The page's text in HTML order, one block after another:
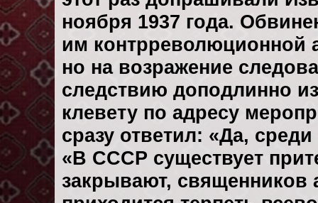
ноября 1937 года.
им контрреволюционной
но на возражение
следствию доподлинно
клевету по адресу
сразу ответил: «Да,
«В СССР существует
закрывают,